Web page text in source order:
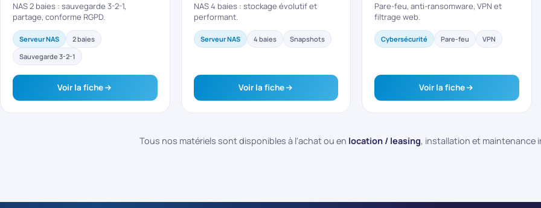
NAS 2 baies : sauvegarde 3-2-1,
partage, conforme RGPD.
Serveur NAS
2 baies
Sauvegarde 3-2-1
Voir la fiche
NAS 4 baies : stockage évolutif et
performant.
Serveur NAS 4 baies Snapshots
Voir la fiche
Pare-feu, anti-ransomware, VPN et
filtrage web.
Cybersécurité Pare-feu VPN
Voir la fiche
Tous nos matériels sont disponibles à l'achat ou en location / leasing, installation et maintenance